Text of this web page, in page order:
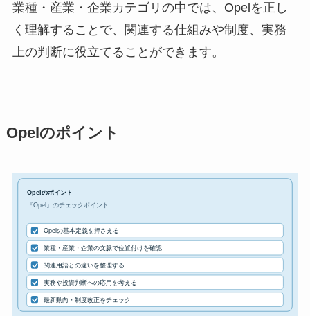
業種・産業・企業カテゴリの中では、Opelを正し
く理解することで、関連する仕組みや制度、実務
上の判断に役立てることができます。
Opelのポイント
Opelのポイント
『Opel』のチェックポイント
Opelの基本定義を押さえる
業種・産業・企業の文脈で位置付けを確認
関連用語との違いを整理する
実務や投資判断への応用を考える
最新動向・制度改正をチェック